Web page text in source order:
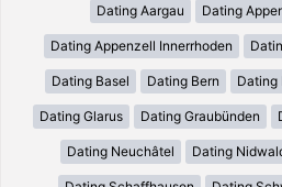
Dating Aargau Dating
Dating Appenzell Innerrhoden
Dating Basel Dating Bern Dating
Dating Glarus Dating Graubünden
Dating Neuchâtel Dating